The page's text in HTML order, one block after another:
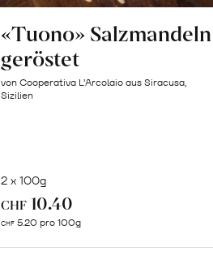
«Tuono» Salzmandeln
geröstet
von Cooperativa L’Arcolaio aus Siracusa,
Sizilien
2 x 100g
CHF 10.40
CHF 5.20 pro 100g